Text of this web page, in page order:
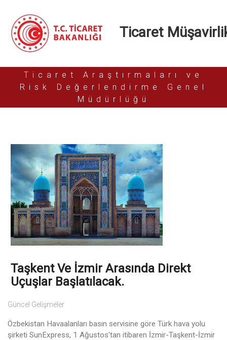
Ticaret
Ticaret Araştırmaları ve
Risk Değerlendirme Genel
Müdürlüğü
Taşkent Ve İzmir Arasında Direkt
Uçuşlar Başlatılacak.
Güncel Gelişmeler
Özbekistan Havaalanları basın servisine göre Türk hava yolu
şirketi SunExpress, 1 Ağustos'tan itibaren İzmir-Taşkent-İzmir